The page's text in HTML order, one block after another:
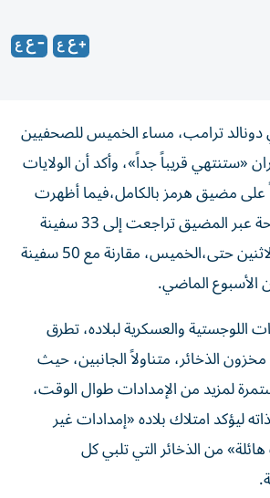
‌دونالد ترامب، مساء الخميس للصحفيين
«ستنتهي قريباً جداً»، وأكد أن الولايات
على مضيق هرمز بالكامل،فيما أظهرت
بيانات أن حركة الملاحة عبر المضيق تراجعت إلى 33 سفينة
خلال الفترة من يوم الاثنين حتى،الخميس، مقارنة مع 50 سفينة
الأسبوع الماضي.
اللوجستية والعسكرية لبلاده، تطرق
الذخائر، متناولاً الجانبين، حيث
لمزيد من الإمدادات طوال الوقت،
ليؤكد امتلاك بلاده «إمدادات غير
من الذخائر التي تلبي كل